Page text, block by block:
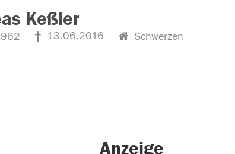
Keßler
13.06.2016 Schwerzen
Anzeige